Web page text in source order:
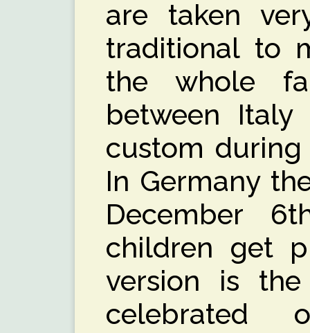
are taken
traditional to
the whole
between
custom
In Germany
December
children get
version is the
celebrated